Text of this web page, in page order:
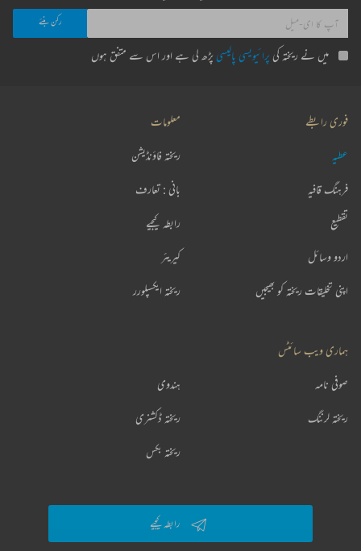
میں نے ریختہ کی پرائیویسی پالیسی پڑھ لی ہے اور اس سے متفق ہوں
فوری رابطے
عطیہ
فرہنگ قافیہ
تقطیع
اردو وسائل
اپنی تخلیقات ریختہ کو بھیجیں
معلومات
ریختہ فاؤنڈیشن
بانی : تعارف
رابطہ کیجیے
کیریئر
ریختہ ایکسپلورر
ہماری ویب سائٹس
ہندوی صوفی نامہ
ریختہ ڈکشنری ریختہ لرننگ
ریختہ بکس
رابطہ کیجیے